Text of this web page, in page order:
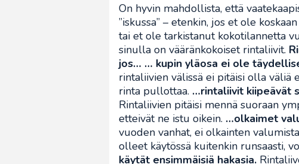
On hyvin mahdollista, että
”iskussa” – etenkin, jos et ole
tai et ole tarkistanut kokotilannetta
sinulla on vääränkokoiset rintaliivit.
jos… … kupin yläosa ei ole
rintaliivien välissä ei pitäisi olla väliä
rinta pullottaa. …rintaliivit kiipeävät
Rintaliivien pitäisi mennä suoraan
etteivät ne istu oikein. …olkaimet
vuoden vanhat, ei olkainten
olleet käytössä kuitenkin runsaasti,
käytät ensimmäisiä hakasia.